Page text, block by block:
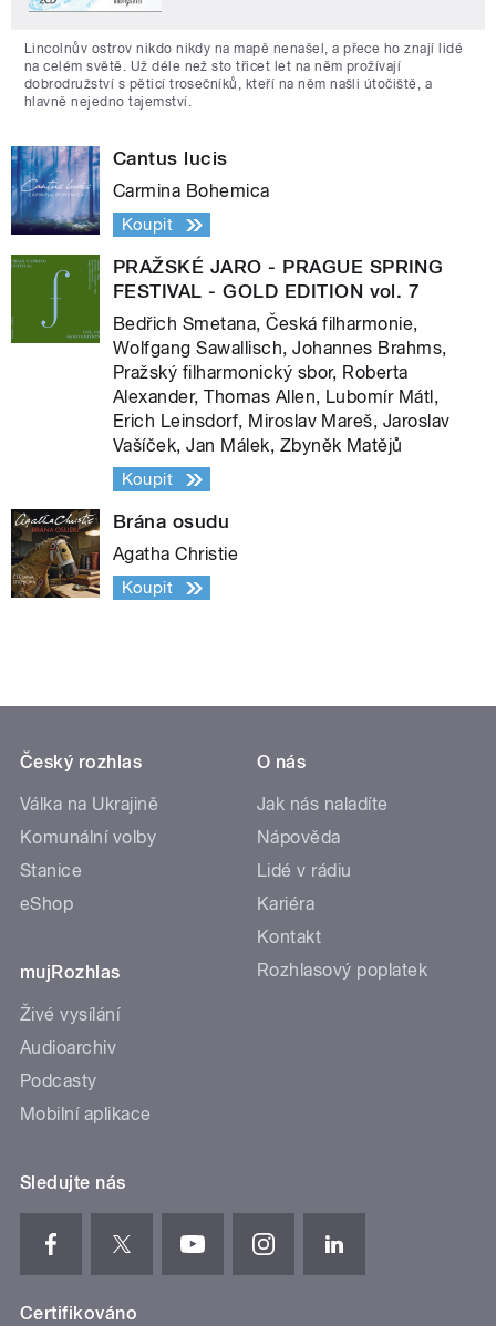
Lincolnův ostrov nikdo nikdy na mapě nenašel, a přece ho znají lidé
na celém světě. Už déle než sto třicet let na něm prožívají
dobrodružství s pěticí trosečníků, kteří na něm našli útočiště, a
hlavně nejedno tajemství.
Cantus lucis
Carmina Bohemica
Koupit
PRAŽSKÉ JARO - PRAGUE SPRING
FESTIVAL - GOLD EDITION vol. 7
Bedřich Smetana, Česká filharmonie,
Wolfgang Sawallisch, Johannes Brahms,
Pražský filharmonický sbor, Roberta
Alexander, Thomas Allen, Lubomír Mátl,
Erich Leinsdorf, Miroslav Mareš, Jaroslav
Vašíček, Jan Málek, Zbyněk Matějů
Koupit
Brána osudu
Agatha Christie
Koupit
Český rozhlas
Válka na Ukrajině
Komunální volby
Stanice
eShop
mujRozhlas
Živé vysílání
Audioarchiv
Podcasty
Mobilní aplikace
O nás
Jak nás naladíte
Nápověda
Lidé v rádiu
Kariéra
Kontakt
Rozhlasový poplatek
Sledujte nás
Certifikováno